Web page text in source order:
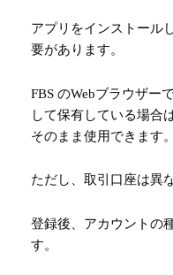
アプリをインストール
要があります。
FBS のWebブラウザー
して保有している場合
そのまま使用できます。
ただし、取引口座は異
登録後、アカウントの
す。